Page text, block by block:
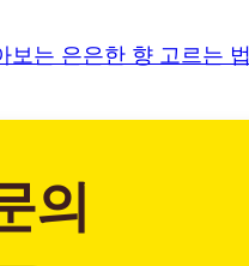
보는 은은한 향 고르는 법
의